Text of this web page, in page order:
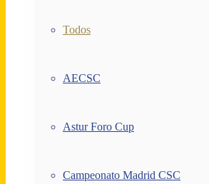
Todos
AECSC
Astur Foro Cup
Campeonato Madrid CSC